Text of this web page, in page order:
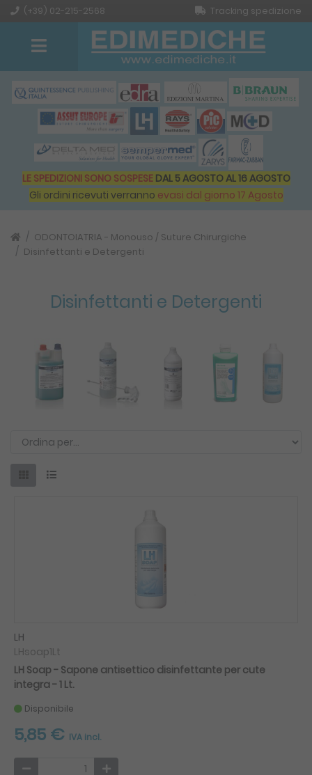
(+39) 02-215-2568 Tracking spedizione
LE SPEDIZIONI SONO SOSPESE DAL 5 AGOSTO AL 16 AGOSTO
Gli ordini ricevuti verranno evasi dal giorno 17 Agosto
ODONTOIATRIA - Monouso / Suture Chirurgiche
Disinfettanti e Detergenti
Disinfettanti e Detergenti
LH
LHsoap1Lt
LH Soap - Sapone antisettico disinfettante per cute
integra - 1 Lt.
Disponibile
5,85 € IVA incl.